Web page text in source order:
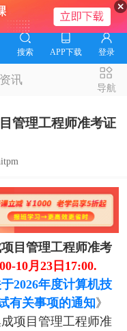
搜索 APP下载 登录
讯
导航
管理工程师准考证
目管理工程师准考
10月23日17:00.
2026年度计算机技
有关事项的通知》
项目管理工程师准